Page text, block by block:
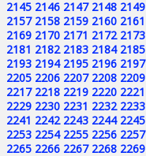
2145 2146 2147 2148 2149
2157 2158 2159 2160 2161
2169 2170 2171 2172 2173
2181 2182 2183 2184 2185
2193 2194 2195 2196 2197
2205 2206 2207 2208 2209
2217 2218 2219 2220 2221
2229 2230 2231 2232 2233
2241 2242 2243 2244 2245
2253 2254 2255 2256 2257
2265 2266 2267 2268 2269